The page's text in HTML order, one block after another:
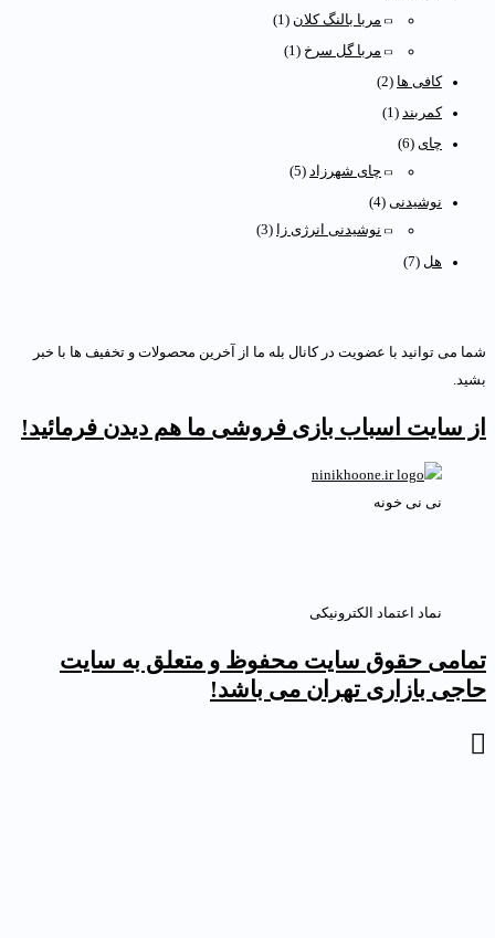
مربا بالنگ کلان (1)
مربا گل سرخ (1)
کافی ها (2)
کمربند (1)
چای (6)
چای شهرزاد
نوشیدنی (4)
نوشیدنی انرژی زا (3)
هل (7)
می توانید با عضویت در کانال بله ما از آخرین محصولات و تخفیف ها با خبر
سایت اسباب بازی فروشی ما هم دیدن فرمائید!
نی نی خونه
نماد اعتماد الکترونیکی
حقوق سایت محفوظ و متعلق به سایت
بازاری تهران می باشد!